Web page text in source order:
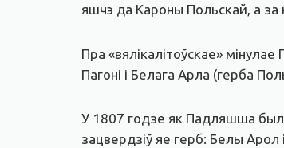
яшчэ да Кароны Польскай, а за
Пра «вялікалітоўскае»
Пагоні і Белага Арла (герба
У 1807 годзе як Падляшша было
зацвердзіў яе герб: Белы